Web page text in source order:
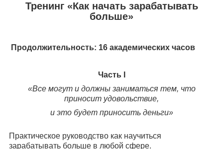
Тренинг «Как начать зарабатывать
больше»
Продолжительность: 16 академических часов
Часть I
«Все могут и должны заниматься тем, что
приносит удовольствие,
и это будет приносить деньги»
Практическое руководство как научиться
зарабатывать больше в любой сфере.